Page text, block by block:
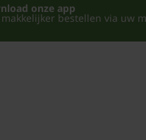
onze app
bestellen via uw